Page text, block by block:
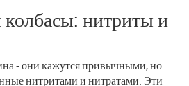
нитриты и
- они кажутся привычными, но
нитритами и нитратами. Эти